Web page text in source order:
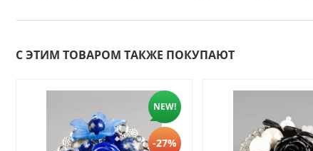
С ЭТИМ ТОВАРОМ ТАКЖЕ ПОКУПАЮТ
NEW!
-27%